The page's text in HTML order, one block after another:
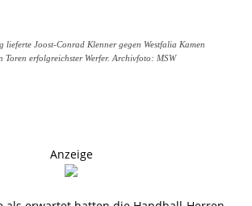
lieferte Joost-Conrad Klenner gegen Westfalia Kamen
Toren erfolgreichster Werfer. Archivfoto: MSW
Anzeige